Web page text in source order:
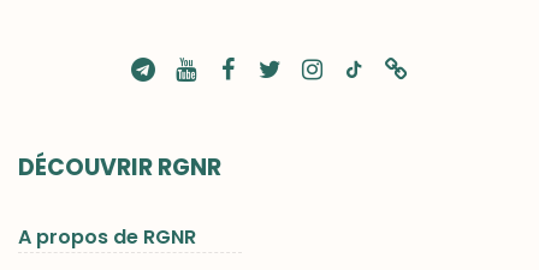
DÉCOUVRIR RGNR
A propos de RGNR